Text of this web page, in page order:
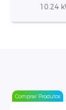
Comprar Produtos